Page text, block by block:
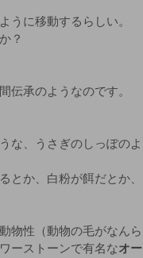
うに移動するらしい。
？
伝承のようなのです。
な、うさぎのしっぽのよ
とか、白粉が餌だとか、
物性（動物の毛がなんら
ーストーンで有名なオー